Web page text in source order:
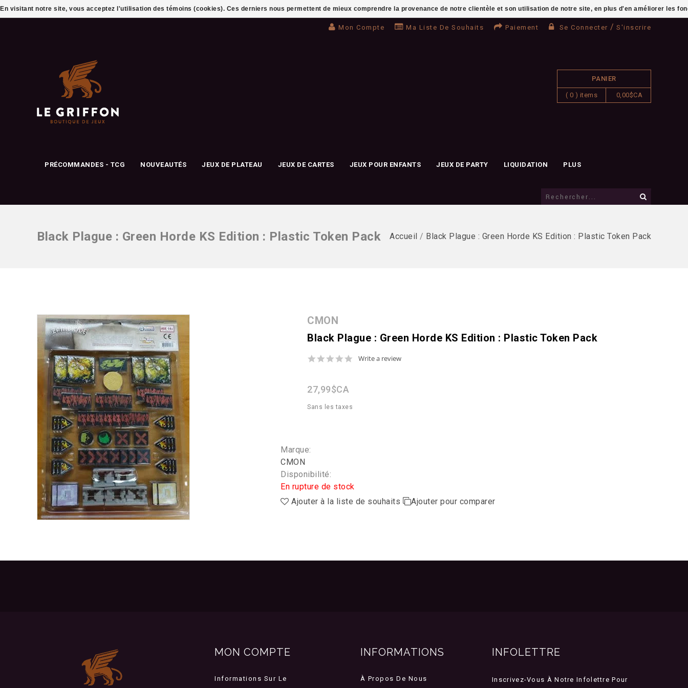
Mon Compte Ma Liste De Souhaits Paiement Se Connecter / S'inscrire
PANIER
( 0 ) items 0,00$CA
PRÉCOMMANDES - TCG NOUVEAUTÉS JEUX DE PLATEAU JEUX DE CARTES JEUX POUR ENFANTS JEUX DE PARTY LIQUIDATION PLUS
Black Plague : Green Horde KS Edition : Plastic Token Pack Accueil / Black Plague : Green Horde KS Edition : Plastic Token Pack
CMON
Black Plague : Green Horde KS Edition : Plastic Token Pack
0.0
Write a review
27,99$CA
Sans les taxes
Marque:
CMON
Disponibilité:
En rupture de stock
Ajouter à la liste de souhaits
Ajouter pour comparer
MON COMPTE
Informations Sur Le
INFORMATIONS
À Propos De Nous
INFOLETTRE
Inscrivez-Vous À Notre Infolettre Pour
En visitant notre site, vous acceptez l'utilisation des témoins (cookies). Ces derniers nous permettent de mieux comprendre la provenance de notre clientèle et son utilisation de notre site, en plus d'en améliorer les